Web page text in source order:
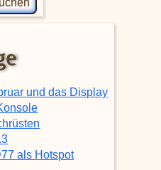
und das Display
als Hotspot